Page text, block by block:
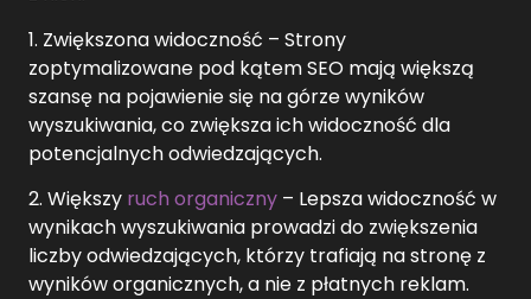
1. Zwiększona widoczność – Strony
zoptymalizowane pod kątem SEO mają większą
szansę na pojawienie się na górze wyników
wyszukiwania, co zwiększa ich widoczność dla
potencjalnych odwiedzających.
2. Większy ruch organiczny – Lepsza widoczność w
wynikach wyszukiwania prowadzi do zwiększenia
liczby odwiedzających, którzy trafiają na stronę z
wyników organicznych, a nie z płatnych reklam.